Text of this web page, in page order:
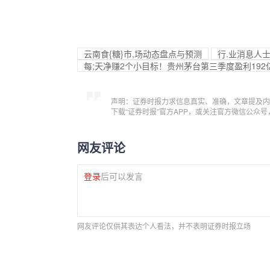
云南食{糖}市,场动态盘点与预测
行.业消息人
每;天净赚2个小目标！贵州茅台第三季度盈利192
声明：证券时报力求信息真实、准确，文章提及
下载“证券时报”官方APP，或关注官方微信公众
网友评论
登录后可以发言
网友评论仅供其表达个人看法，并不表明证券时报立场